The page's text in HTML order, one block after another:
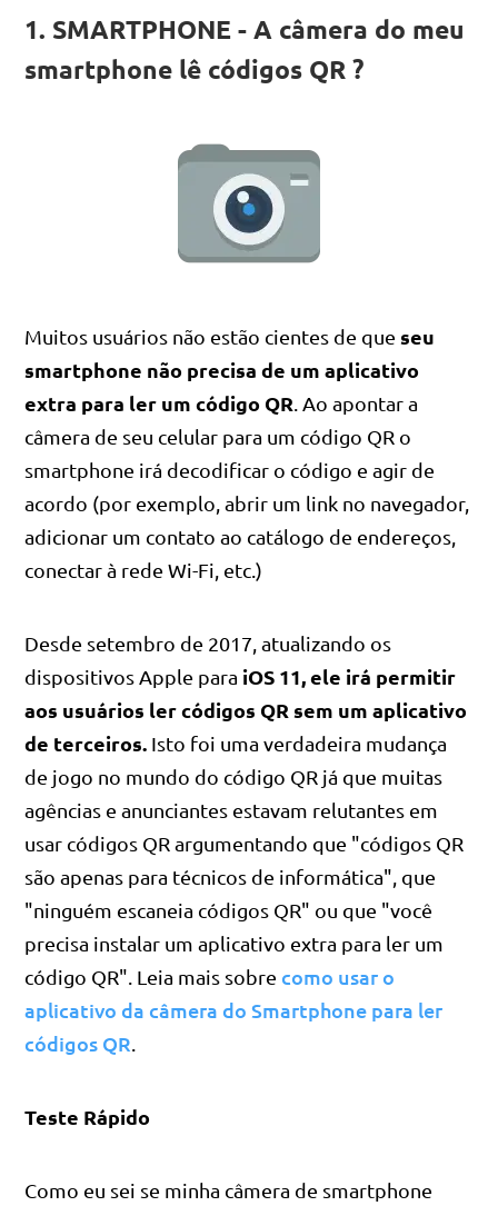
1. SMARTPHONE - A câmera do meu
smartphone lê códigos QR ?
Muitos usuários não estão cientes de que seu
smartphone não precisa de um aplicativo
extra para ler um código QR . Ao apontar a
câmera de seu celular para um código QR o
smartphone irá decodificar o código e agir de
acordo (por exemplo, abrir um link no navegador,
adicionar um contato ao catálogo de endereços,
conectar à rede Wi-Fi, etc.)
Desde setembro de 2017, atualizando os
dispositivos Apple para iOS 11, ele irá permitir
aos usuários ler códigos QR sem um aplicativo
de terceiros. Isto foi uma verdadeira mudança
de jogo no mundo do código QR já que muitas
agências e anunciantes estavam relutantes em
usar códigos QR argumentando que "códigos QR
são apenas para técnicos de informática", que
"ninguém escaneia códigos QR" ou que "você
precisa instalar um aplicativo extra para ler um
código QR". Leia mais sobre como usar o
aplicativo da câmera do Smartphone para ler
códigos QR
Teste Rápido
Como eu sei se minha câmera de smartphone